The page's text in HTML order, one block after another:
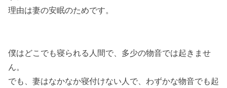
理由は妻の安眠のためです。
僕はどこでも寝られる人間で、多少の物音では起きませ
ん。
でも、妻はなかなか寝付けない人で、わずかな物音でも起